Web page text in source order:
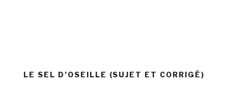
LE SEL D’OSEILLE (SUJET ET CORRIGÉ)